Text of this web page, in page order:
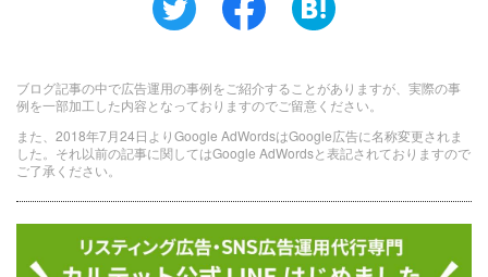
ブログ記事の中で広告運用の事例をご紹介することがありますが、実際の事
例を一部加工した内容となっておりますのでご留意ください。
また、2018年7月24日よりGoogle AdWordsはGoogle広告に名称変更されま
した。それ以前の記事に関してはGoogle AdWordsと表記されておりますので
ご了承ください。